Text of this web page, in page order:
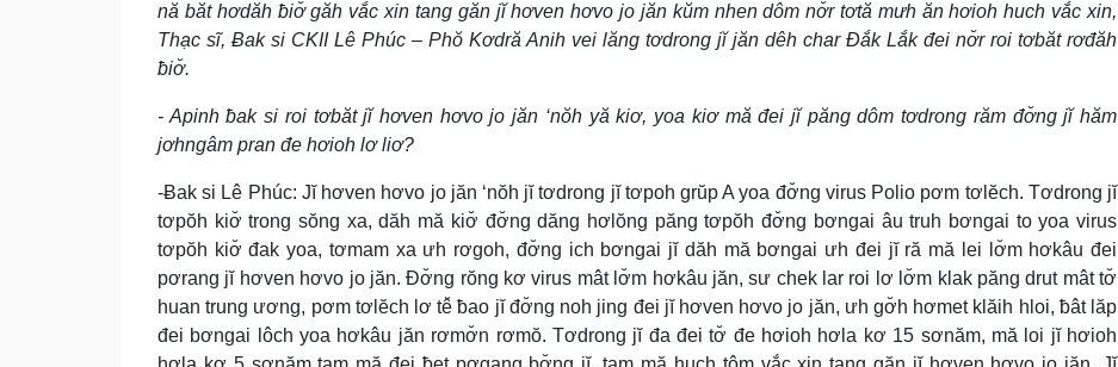
nă băt hơdăh ƀiơ̆ găh vắc xin tang găn jĭ hơven hơvo jo jăn kŭm nhen dôm nơ̆r tơtă mưh ăn hơioh huch vắc xin,
Thạc sĩ, Ƀak si CKII Lê Phúc – Phŏ Kơdră Anih vei lăng tơdrong jĭ jăn dêh char Đắk Lắk đei nơ̆r roi tơbăt rơđăh
ƀiơ̆.
- Apinh ƀak si roi tơbăt jĭ hơven hơvo jo jăn ‘nŏh yă kiơ, yoa kiơ mă đei jĭ păng dôm tơdrong răm đơ̆ng jĭ hăm
jơhngâm pran đe hơioh lơ liơ?
-Ƀak si Lê Phúc: Jĭ hơven hơvo jo jăn ‘nŏh jĭ tơdrong jĭ tơpoh grŭp A yoa đơ̆ng virus Polio pơm tơlĕch. Tơdrong jĭ
tơpŏh kiơ̆ trong sŏng xa, dăh mă kiơ̆ đơ̆ng dăng hơlŏng păng tơpŏh đơ̆ng bơngai âu truh bơngai to yoa virus
tơpŏh kiơ̆ đak yoa, tơmam xa ưh rơgoh, đơ̆ng ich bơngai jĭ dăh mă bơngai ưh đei jĭ ră mă lei lơ̆m hơkâu đei
pơrang jĭ hơven hơvo jo jăn. Đơ̆ng rŏng kơ virus mât lơ̆m hơkâu jăn, sư chek lar roi lơ lơ̆m klak păng drut mât tơ̆
huan trung ương, pơm tơlĕch lơ tê̆ ƀao jĭ đơ̆ng noh jing đei jĭ hơven hơvo jo jăn, ưh gơ̆h hơmet klăih hloi, ƀât lăp
đei bơngai lôch yoa hơkâu jăn rơmơ̆n rơmŏ. Tơdrong jĭ đa đei tơ̆ đe hơioh hơla kơ 15 sơnăm, mă loi jĭ hơioh